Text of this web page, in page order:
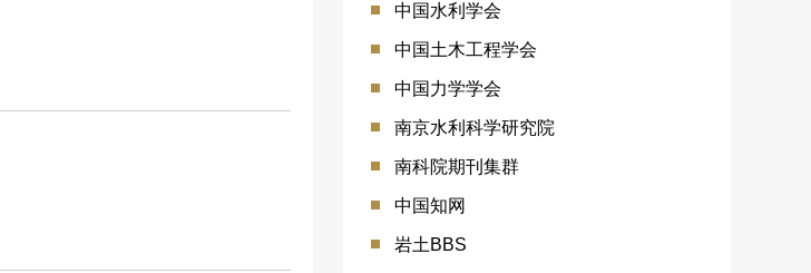
中国水利学会
中国土木工程学会
中国力学学会
南京水利科学研究院
南科院期刊集群
中国知网
岩土BBS